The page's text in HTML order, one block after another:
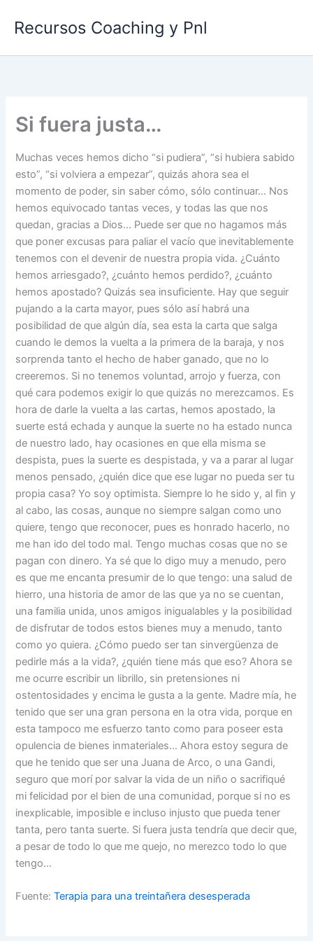
Recursos Coaching y Pnl
Si fuera justa…
Muchas veces hemos dicho “si pudiera”, “si hubiera sabido
esto”, “si volviera a empezar”, quizás ahora sea el
momento de poder, sin saber cómo, sólo continuar… Nos
hemos equivocado tantas veces, y todas las que nos
quedan, gracias a Dios… Puede ser que no hagamos más
que poner excusas para paliar el vacío que inevitablemente
tenemos con el devenir de nuestra propia vida. ¿Cuánto
hemos arriesgado?, ¿cuánto hemos perdido?, ¿cuánto
hemos apostado? Quizás sea insuficiente. Hay que seguir
pujando a la carta mayor, pues sólo así habrá una
posibilidad de que algún día, sea esta la carta que salga
cuando le demos la vuelta a la primera de la baraja, y nos
sorprenda tanto el hecho de haber ganado, que no lo
creeremos. Si no tenemos voluntad, arrojo y fuerza, con
qué cara podemos exigir lo que quizás no merezcamos. Es
hora de darle la vuelta a las cartas, hemos apostado, la
suerte está echada y aunque la suerte no ha estado nunca
de nuestro lado, hay ocasiones en que ella misma se
despista, pues la suerte es despistada, y va a parar al lugar
menos pensado, ¿quién dice que ese lugar no pueda ser tu
propia casa? Yo soy optimista. Siempre lo he sido y, al fin y
al cabo, las cosas, aunque no siempre salgan como uno
quiere, tengo que reconocer, pues es honrado hacerlo, no
me han ido del todo mal. Tengo muchas cosas que no se
pagan con dinero. Ya sé que lo digo muy a menudo, pero
es que me encanta presumir de lo que tengo: una salud de
hierro, una historia de amor de las que ya no se cuentan,
una familia unida, unos amigos inigualables y la posibilidad
de disfrutar de todos estos bienes muy a menudo, tanto
como yo quiera. ¿Cómo puedo ser tan sinvergüenza de
pedirle más a la vida?, ¿quién tiene más que eso? Ahora se
me ocurre escribir un librillo, sin pretensiones ni
ostentosidades y encima le gusta a la gente. Madre mía, he
tenido que ser una gran persona en la otra vida, porque en
esta tampoco me esfuerzo tanto como para poseer esta
opulencia de bienes inmateriales… Ahora estoy segura de
que he tenido que ser una Juana de Arco, o una Gandi,
seguro que morí por salvar la vida de un niño o sacrifiqué
mi felicidad por el bien de una comunidad, porque si no es
inexplicable, imposible e incluso injusto que pueda tener
tanta, pero tanta suerte. Si fuera justa tendría que decir que,
a pesar de todo lo que me quejo, no merezco todo lo que
tengo…
Fuente:Terapia para una treintañera desesperada